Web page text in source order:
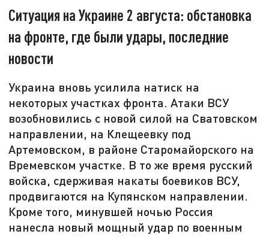
Ситуация на Украине 2 августа: обстановка
на фронте, где были удары, последние
новости
Украина вновь усилила натиск на
некоторых участках фронта. Атаки ВСУ
возобновились с новой силой на Сватовском
направлении, на Клещеевку под
Артемовском, в районе Старомайорского на
Времевском участке. В то же время русский
войска, сдерживая накаты боевиков ВСУ,
продвигаются на Купянском направлении.
Кроме того, минувшей ночью Россия
нанесла новый мощный удар по военным